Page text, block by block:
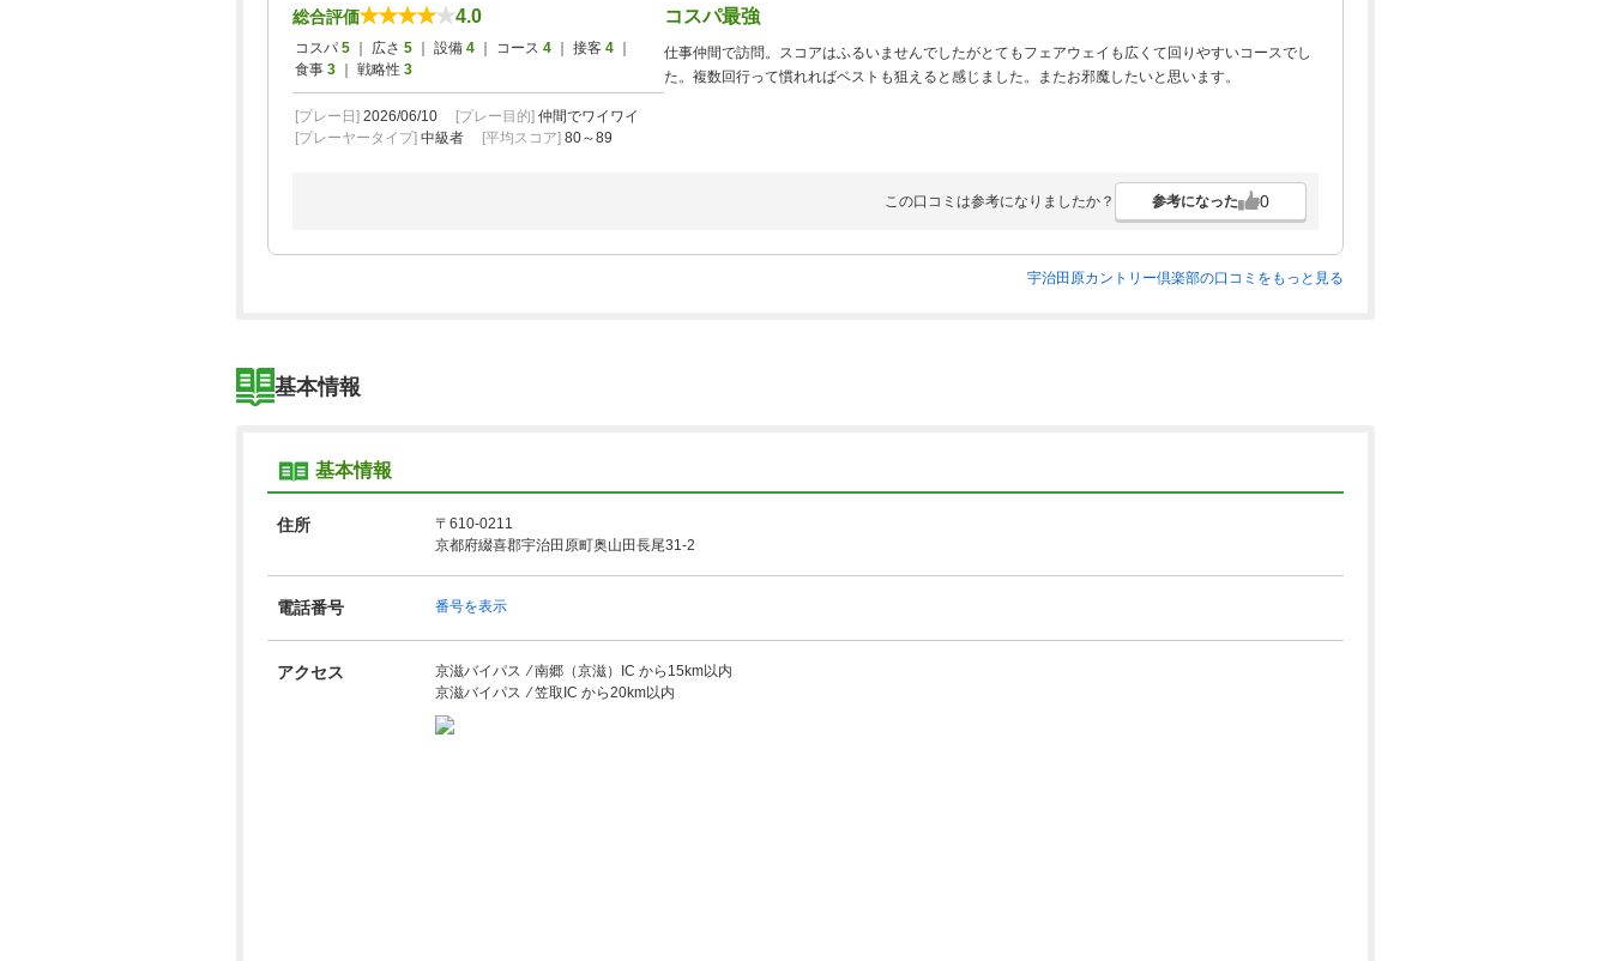
総合評価 4.0
コスパ 5 ｜ 広さ 5 ｜ 設備 4 ｜ コース 4 ｜ 接客 4
食事 3 ｜ 戦略性 3
[プレー日] 2026/06/10 [プレー目的] 仲間でワイワイ
[プレーヤータイプ] 中級者 [平均スコア] 80～89
コスパ最強
仕事仲間で訪問。スコアはふるいませんでしたがとてもフェアウェイも広くて回りやすいコースでし
た。複数回行って慣れればベストも狙えると感じました。またお邪魔したいと思います。
この口コミは参考になりましたか？ 参考になった 0
宇治田原カントリー倶楽部の口コミをもっと見る
基本情報
基本情報
住所
〒610-0211
京都府綴喜郡宇治田原町奥山田長尾31-2
電話番号 番号を表示
アクセス
京滋バイパス ⁄ 南郷（京滋）IC から15km以内
京滋バイパス ⁄ 笠取IC から20km以内